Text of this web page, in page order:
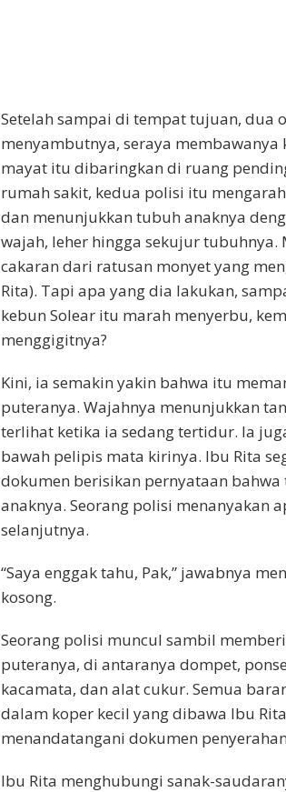
Setelah sampai di tempat tujuan, dua
menyambutnya, seraya
mayat itu dibaringkan di ruang
rumah sakit, kedua polisi itu
dan menunjukkan tubuh anaknya
wajah, leher hingga sekujur tubuhnya.
cakaran dari ratusan monyet yang
Rita). Tapi apa yang dia lakukan,
kebun Solear itu marah menyerbu,
menggigitnya?
Kini, ia semakin yakin bahwa itu
puteranya. Wajahnya menunjukkan
terlihat ketika ia sedang tertidur. Ia
bawah pelipis mata kirinya. Ibu Rita
dokumen berisikan pernyataan
anaknya. Seorang polisi menanyakan
selanjutnya.
“Saya enggak tahu, Pak,” jawabnya
kosong.
Seorang polisi muncul sambil
puteranya, di antaranya dompet,
kacamata, dan alat cukur. Semua
dalam koper kecil yang dibawa Ibu
menandatangani dokumen
Ibu Rita menghubungi sanak-